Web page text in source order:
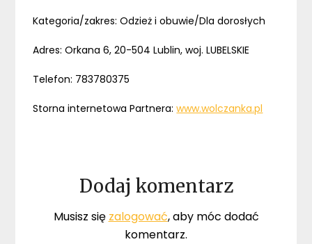
Kategoria/zakres: Odzież i obuwie/Dla dorosłych
Adres: Orkana 6, 20-504 Lublin, woj. LUBELSKIE
Telefon: 783780375
Storna internetowa Partnera:www.wolczanka.pl
Dodaj komentarz
Musisz się zalogować, aby móc dodać
komentarz.